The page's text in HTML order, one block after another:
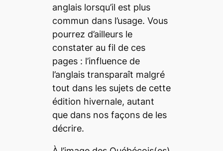
anglais lorsqu’il est plus
commun dans l’usage. Vous
pourrez d’ailleurs le
constater au fil de ces
pages : l’influence de
l’anglais transparaît malgré
tout dans les sujets de cette
édition hivernale, autant
que dans nos façons de les
décrire.